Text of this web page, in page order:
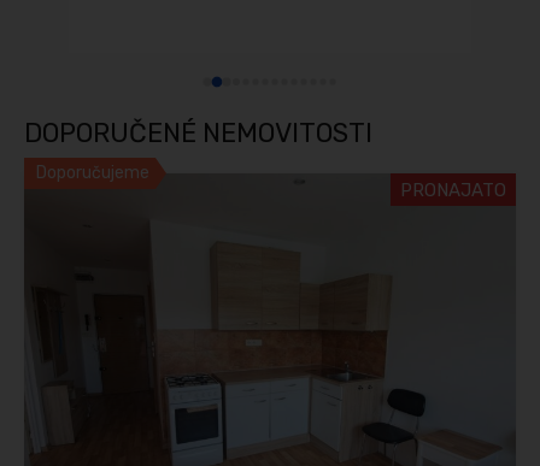
DOPORUČENÉ NEMOVITOSTI
Doporučujeme
PRONAJATO